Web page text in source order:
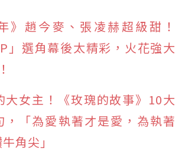
》趙今麥、張凌赫超級甜！
」選角幕後太精彩，火花強大
大女主！《玫瑰的故事》10大
，「為愛執著才是愛，為執著
角尖」